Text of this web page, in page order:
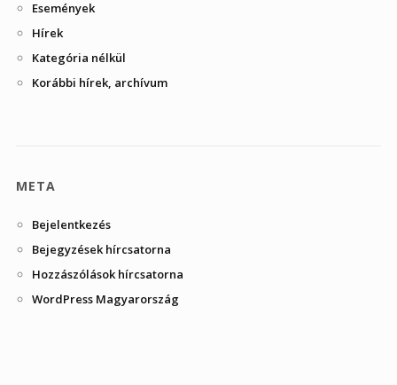
Események
Hírek
Kategória nélkül
Korábbi hírek, archívum
META
Bejelentkezés
Bejegyzések hírcsatorna
Hozzászólások hírcsatorna
WordPress Magyarország